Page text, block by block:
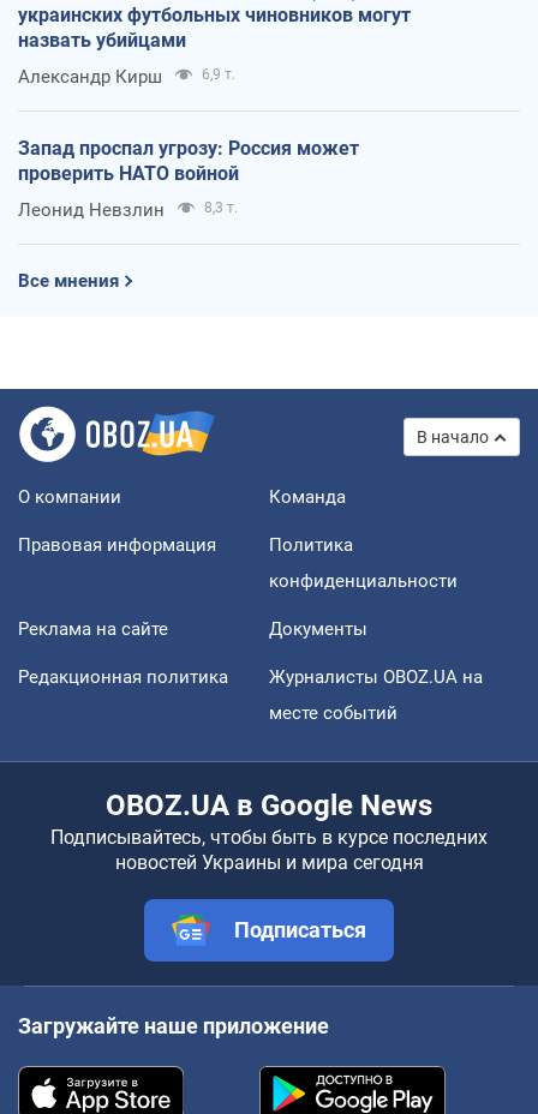
украинских футбольных чиновников могут
назвать убийцами
Александр Кирш 6,9 т.
Запад проспал угрозу: Россия может
проверить НАТО войной
Леонид Невзлин 8,3 т.
Все мнения
В начало
О компании Команда
Правовая информация
Политика
конфиденциальности
Реклама на сайте Документы
Редакционная политика
Журналисты OBOZ.UA на
месте событий
OBOZ.UA в Google News
Подписывайтесь, чтобы быть в курсе последних
новостей Украины и мира сегодня
Подписаться
Загружайте наше приложение